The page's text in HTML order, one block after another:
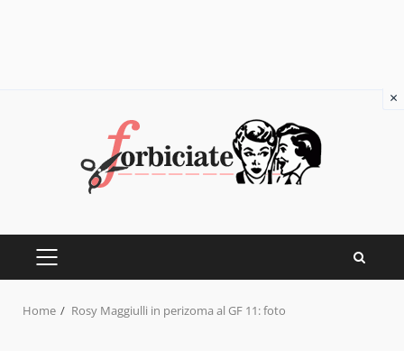
PRIMARY
Home Rosy Maggiulli in perizoma al GF 11: foto
×